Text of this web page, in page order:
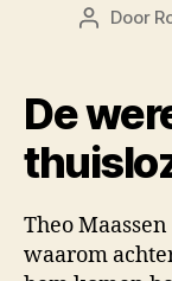
Door
De
Theo
waarom